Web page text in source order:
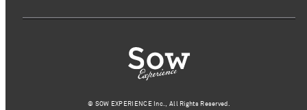
©︎ SOW EXPERIENCE Inc., All Rights Reserved.